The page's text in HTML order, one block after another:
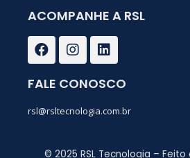
ACOMPANHE A RSL
F
a
c
e
o
I
n
s
t
g
m
L
i
n
k
d
FALE CONOSCO
rsl@rsltecnologia.com.br
© 2025 RSL Tecnologia –